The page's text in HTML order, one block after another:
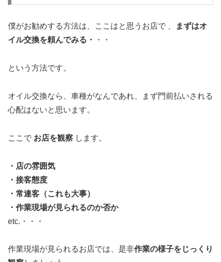
僕がお勧めする方法は、ここはと思うお店で 、
まずはオ
イル交換を頼んでみる・
・・
という方法です。
オイル交換なら、車種がなんであれ、まず門前払いされる
心配はないと思います。
ここで お店を観察 します。
・店の雰囲気
・接客態度
・常連客（これも大事）
・作業現場が見られるのか否か
etc.・・・
作業現場が見られるお店では、是非作業の様子をじっくり